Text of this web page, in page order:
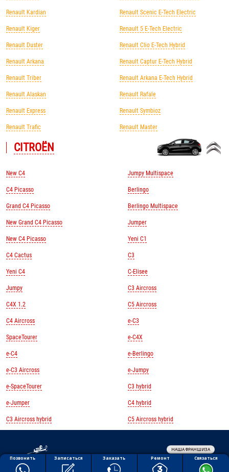
Renault Kardian
Renault Kiger
Renault Duster
Renault Arkana
Renault Triber
Renault Alaskan
Renault Express
Renault Trafic
Renault Scenic E-Tech Electric
Renault 5 E-Tech Electric
Renault Clio E-Tech Hybrid
Renault Captur E-Tech Hybrid
Renault Arkana E-Tech Hybrid
Renault Rafale
Renault Symbioz
Renault Master
CITROЁN
New C4
C4 Picasso
Grand C4 Picasso
New Grand C4 Picasso
New C4 Picasso
C4 Cactus
Yeni C4
Jumpy
C4X 1.2
C4 Aircross
SpaceTourer
e-C4
e-C3 Aircross
e-SpaceTourer
e-Jumper
C3 Aircross hybrid
Jumpy Multispace
Berlingo
Berlingo Multispace
Jumper
Yeni C1
C3
C-Elisee
C3 Aircross
C5 Aircross
e-C3
e-C4X
e-Berlingo
e-Jumpy
C3 hybrid
C4 hybrid
C5 Aircross hybrid
НАША ФРАНШИЗА
Обработка персональных данных
Политика конфиденциальности
Позвонить Записаться Заказать Ремонт Связаться